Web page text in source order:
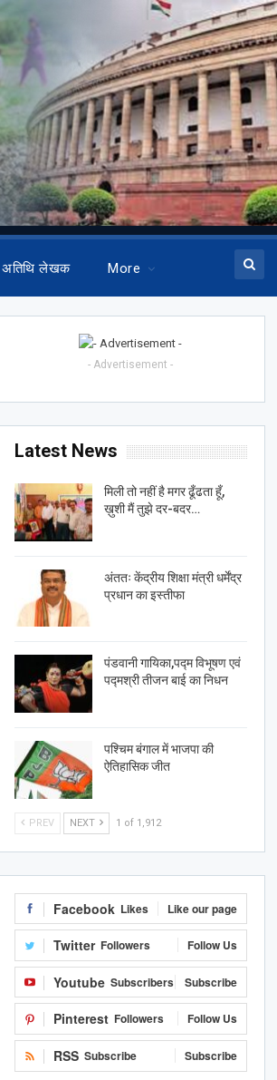
अतिथि लेखक More
- Advertisement -
Latest News
मिली तो नहीं है मगर ढूँढता हूँ,
ख़ुशी मैं तुझे दर-बदर…
अंततः केंद्रीय शिक्षा मंत्री धर्मेंद्र
प्रधान का इस्तीफा
पंडवानी गायिका,पद्म विभूषण एवं
पद्मश्री तीजन बाई का निधन
पश्चिम बंगाल में भाजपा की
ऐतिहासिक जीत
PREV NEXT 1 of 1,912
Facebook Likes Like our page
Twitter Followers Follow Us
Youtube Subscribers Subscribe
Pinterest Followers Follow Us
RSS Subscribe Subscribe